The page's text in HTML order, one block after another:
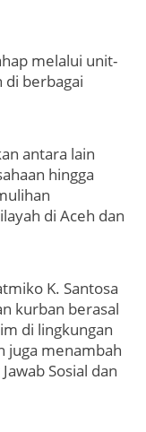
melalui unit-
berbagai
antara lain
hingga
di Aceh dan
K. Santosa
kurban berasal
di lingkungan
juga menambah
Sosial dan